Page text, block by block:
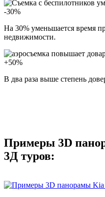
-30%
На 30% уменьшается время
недвижимости.
+50%
В два раза выше степень
Примеры 3D
3Д туров: